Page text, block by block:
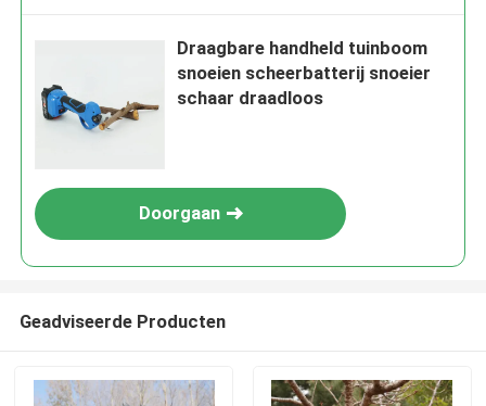
Draagbare handheld tuinboom
snoeien scheerbatterij snoeier
schaar draadloos
Doorgaan
Geadviseerde Producten